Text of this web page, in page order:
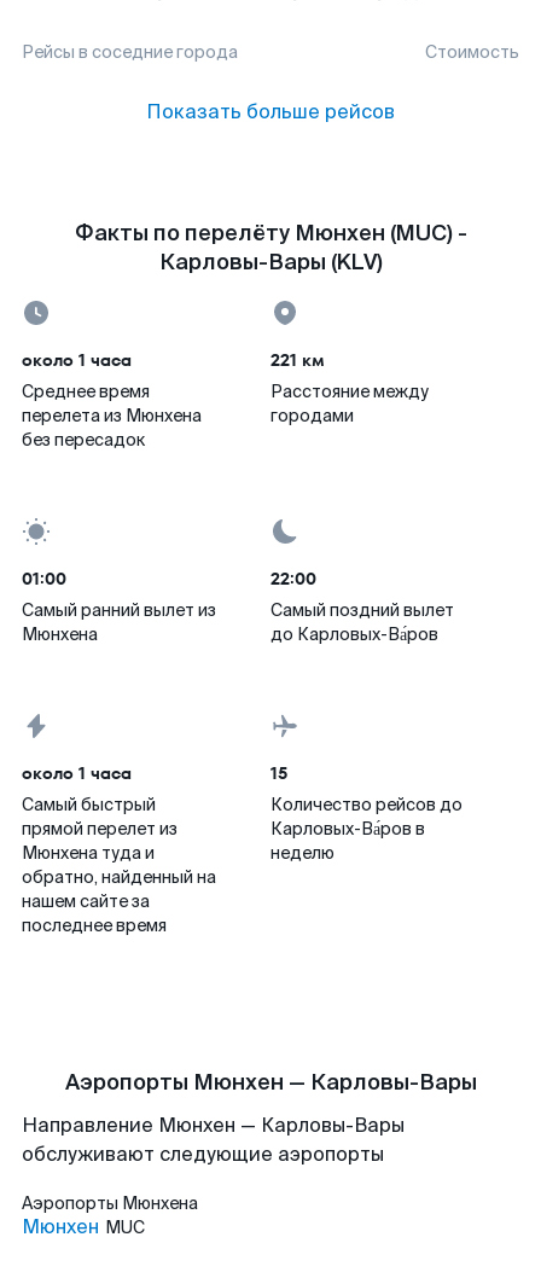
Рейсы в соседние города Стоимость
Показать больше рейсов
Факты по перелёту Мюнхен (MUC) -
Карловы-Вары (KLV)
около 1 часа
Среднее время
перелета из Мюнхена
без пересадок
221 км
Расстояние между
городами
01:00
Самый ранний вылет из
Мюнхена
22:00
Самый поздний вылет
до Карловых-Ва́ров
около 1 часа
Самый быстрый
прямой перелет из
Мюнхена туда и
обратно, найденный на
нашем сайте за
последнее время
15
Количество рейсов до
Карловых-Ва́ров в
неделю
Аэропорты Мюнхен — Карловы-Вары
Направление Мюнхен — Карловы-Вары
обслуживают следующие аэропорты
Аэропорты Мюнхена
Мюнхен MUC